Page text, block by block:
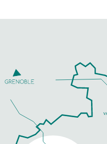
Educatieve
voederen van
voor
Fokken van
struisvogels,
granen (meel,